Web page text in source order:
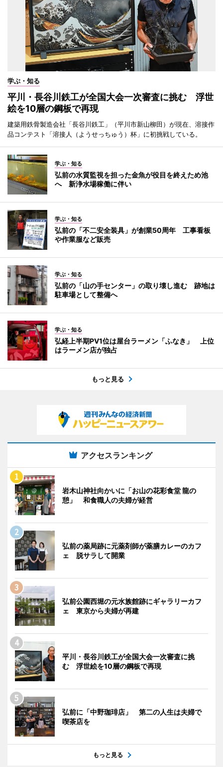
学ぶ・知る
平川・長谷川鉄工が全国大会一次審査に挑む 浮世
絵を10層の鋼板で再現
建築用鉄骨製造会社「長谷川鉄工」（平川市新山柳田）が現在、溶接作
品コンテスト「溶接人（ようせっちゅう）杯」に初挑戦している。
学ぶ・知る
弘前の水質監視を担った金魚が役目を終えため池
へ 新浄水場稼働に伴い
学ぶ・知る
弘前の「不二安全装具」が創業50周年 工事看板
や作業服など販売
学ぶ・知る
弘前の「山の手センター」の取り壊し進む 跡地は
駐車場として整備へ
学ぶ・知る
弘経上半期PV1位は屋台ラーメン「ふなき」 上位
はラーメン店が独占
もっと見る
アクセスランキング
岩木山神社向かいに「お山の花彩食堂 龍の
憩」 和食職人の夫婦が経営
弘前の薬局跡に元薬剤師が薬膳カレーのカフ
ェ 脱サラして開業
弘前公園西堀の元水族館跡にギャラリーカフ
ェ 東京から夫婦が再建
平川・長谷川鉄工が全国大会一次審査に挑
む 浮世絵を10層の鋼板で再現
弘前に「中野珈琲店」 第二の人生は夫婦で
喫茶店を
もっと見る